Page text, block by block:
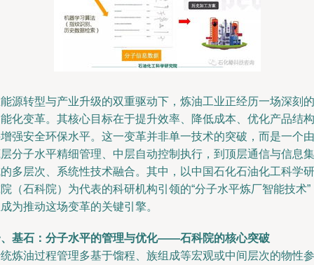
源转型与产业升级的双重驱动下，炼油工业正经历一场深刻的
化变革。其核心目标在于提升效率、降低成本、优化产品结构
强安全环保水平。这一变革并非单一技术的突破，而是一个由
分子水平精细管理、中层自动控制执行，到顶层通信与信息集
多层次、系统性技术融合。其中，以中国石化石油化工科学研
（石科院）为代表的科研机构引领的“分子水平炼厂智能技术”
为推动这场变革的关键引擎。
基石：分子水平的管理与优化——石科院的核心突破
炼油过程管理多基于馏程、族组成等宏观或中间层次的物性参